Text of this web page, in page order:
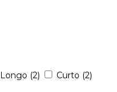
Longo (2) Curto (2)